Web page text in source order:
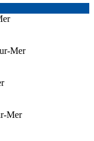
Mer
Mer